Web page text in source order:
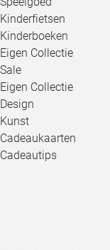
Kinderfietsen
Kinderboeken
Eigen Collectie
Sale
Eigen Collectie
Design
Kunst
Cadeaukaarten
Cadeautips